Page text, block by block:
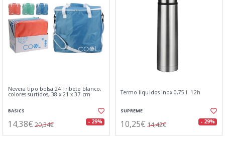
Nevera tipo bolsa 24 l ribete blanco,
colores surtidos, 38 x 21 x 37 cm
BASICS
14,38€ 20,34€ - 29%
Termo liquidos inox 0,75 l. 12h
SUPREME
10,25€ 14,42€ - 29%